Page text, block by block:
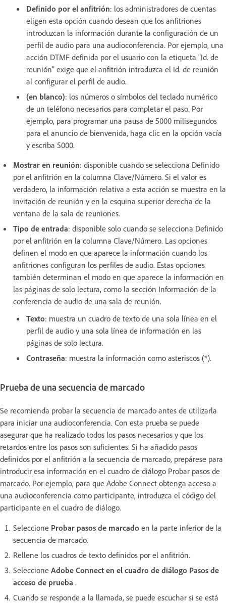
Definido por el anfitrión: los administradores de cuentas
eligen esta opción cuando desean que los anfitriones
introduzcan la información durante la configuración de un
perfil de audio para una audioconferencia. Por ejemplo, una
acción DTMF definida por el usuario con la etiqueta "Id. de
reunión" exige que el anfitrión introduzca el Id. de reunión
al configurar el perfil de audio.
(en blanco): los números o símbolos del teclado numérico
de un teléfono necesarios para completar el paso. Por
ejemplo, para programar una pausa de 5000 milisegundos
para el anuncio de bienvenida, haga clic en la opción vacía
y escriba 5000.
Mostrar en reunión: disponible cuando se selecciona Definido
por el anfitrión en la columna Clave/Número. Si el valor es
verdadero, la información relativa a esta acción se muestra en la
invitación de reunión y en la esquina superior derecha de la
ventana de la sala de reuniones.
Tipo de entrada: disponible solo cuando se selecciona Definido
por el anfitrión en la columna Clave/Número. Las opciones
definen el modo en que aparece la información cuando los
anfitriones configuran los perfiles de audio. Estas opciones
también determinan el modo en que aparece la información en
las páginas de solo lectura, como la sección Información de la
conferencia de audio de una sala de reunión.
Texto: muestra un cuadro de texto de una sola línea en el
perfil de audio y una sola línea de información en las
páginas de solo lectura.
Contraseña: muestra la información como asteriscos (*).
Prueba de una secuencia de marcado
Se recomienda probar la secuencia de marcado antes de utilizarla
para iniciar una audioconferencia. Con esta prueba se puede
asegurar que ha realizado todos los pasos necesarios y que los
retardos entre los pasos son suficientes. Si ha añadido pasos
definidos por el anfitrión a la secuencia de marcado, prepárese para
introducir esa información en el cuadro de diálogo Probar pasos de
marcado. Por ejemplo, para que Adobe Connect obtenga acceso a
una audioconferencia como participante, introduzca el código del
participante en el cuadro de diálogo.
Seleccione Probar pasos de marcado en la parte inferior de la
secuencia de marcado.
Rellene los cuadros de texto definidos por el anfitrión.
Seleccione Adobe Connect en el cuadro de diálogo Pasos de
acceso de prueba .
Cuando se responde a la llamada, se puede escuchar si se está